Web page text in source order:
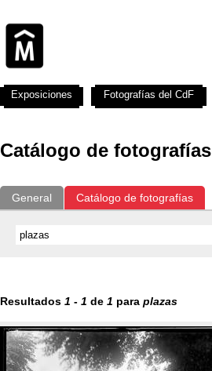
Catálogo de fotografías
General Catálogo de fotografías
Resultados 1 - 1 de 1 para plazas
Exposiciones Fotografías del CdF